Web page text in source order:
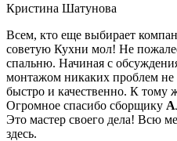
Кристина Шатунова
Всем, кто еще выбирает
советую Кухни мол! Не
спальню. Начиная с
монтажом никаких проблем
быстро и качественно. К тому
Огромное спасибо сборщику
Это мастер своего дела! Всю
здесь.